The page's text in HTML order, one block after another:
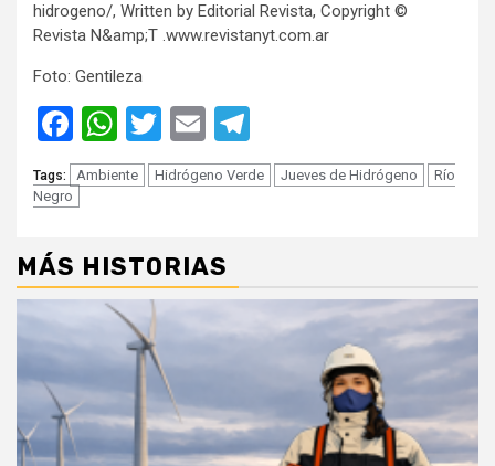
hidrogeno/, Written by Editorial Revista, Copyright ©
Revista N&amp;T .www.revistanyt.com.ar
Foto: Gentileza
Facebook
WhatsApp
Twitter
Email
Tags: Ambiente Hidrógeno Verde Jueves de Hidrógeno
Río
Negro
MÁS HISTORIAS